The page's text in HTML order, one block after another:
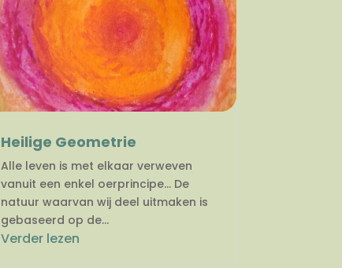
Heilige Geometrie
Alle leven is met elkaar verweven
vanuit een enkel oerprincipe… De
natuur waarvan wij deel uitmaken is
gebaseerd op de...
Verder lezen